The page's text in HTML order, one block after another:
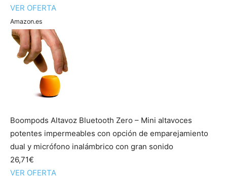
VER OFERTA
Amazon.es
Boompods Altavoz Bluetooth Zero – Mini altavoces
potentes impermeables con opción de emparejamiento
dual y micrófono inalámbrico con gran sonido
26,71€
VER OFERTA